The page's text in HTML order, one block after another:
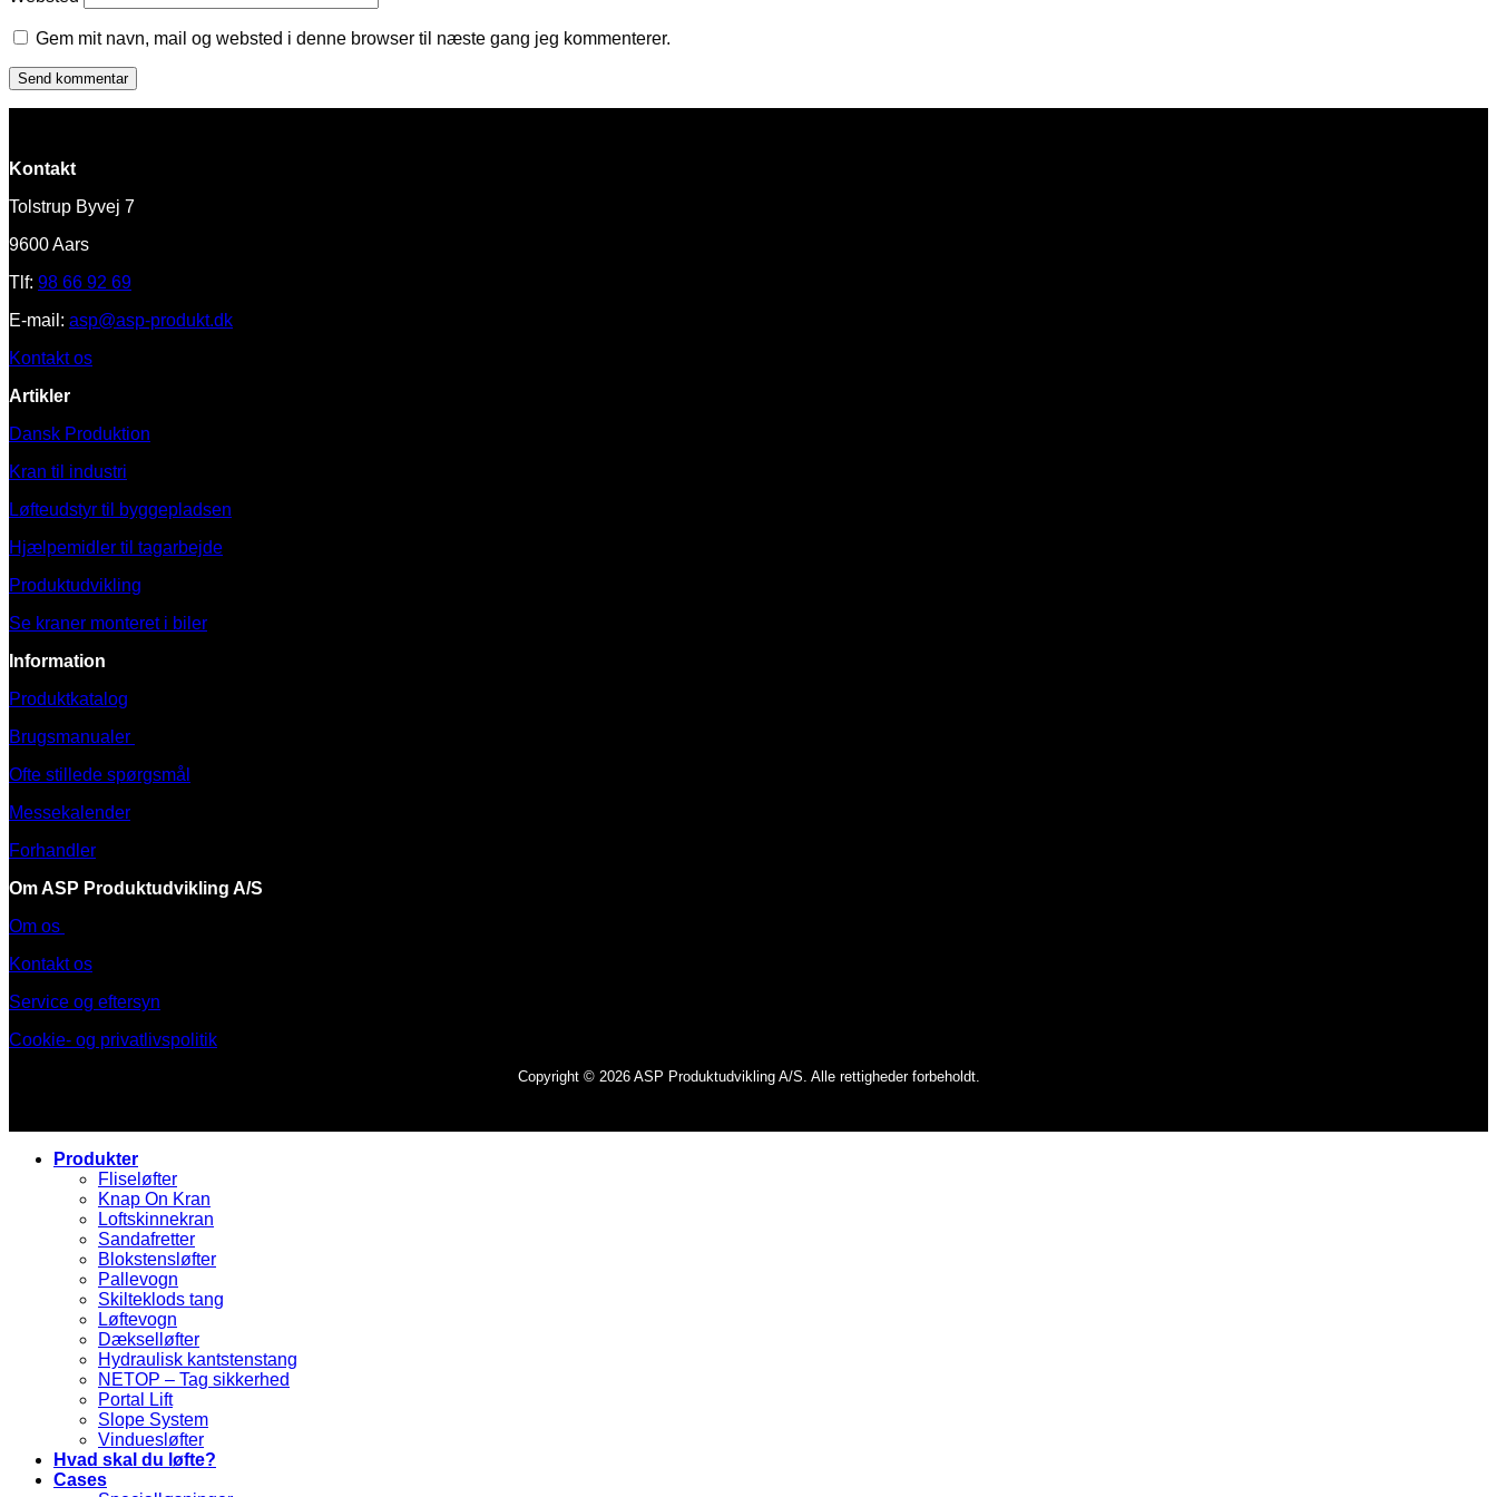
Gem mit navn, mail og websted i denne browser til næste gang jeg kommenterer.
Kontakt
Tolstrup Byvej 7
9600 Aars
Tlf: 98 66 92 69
E-mail: asp@asp-produkt.dk
Kontakt os
Artikler
Dansk Produktion
Kran til industri
Løfteudstyr til byggepladsen
Hjælpemidler til tagarbejde
Produktudvikling
Se kraner monteret i biler
Information
Produktkatalog
Brugsmanualer
Ofte stillede spørgsmål
Messekalender
Forhandler
Om ASP Produktudvikling A/S
Om os
Kontakt os
Service og eftersyn
Cookie- og privatlivspolitik
Copyright © 2026 ASP Produktudvikling A/S. Alle rettigheder forbeholdt.
Produkter
Fliseløfter
Knap On Kran
Loftskinnekran
Sandafretter
Blokstensløfter
Pallevogn
Skilteklods tang
Løftevogn
Dækselløfter
Hydraulisk kantstenstang
NETOP – Tag sikkerhed
Portal Lift
Slope System
Vinduesløfter
Hvad skal du løfte?
Cases